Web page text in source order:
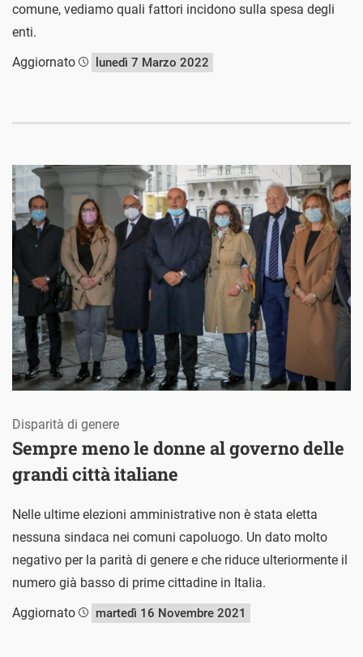
comune, vediamo quali fattori incidono sulla spesa degli
enti.
Aggiornato
lunedì 7 Marzo 2022
Sempre meno le donne al governo delle
grandi città italiane
Disparità di genere
Nelle ultime elezioni amministrative non è stata eletta
nessuna sindaca nei comuni capoluogo. Un dato molto
negativo per la parità di genere e che riduce ulteriormente il
numero già basso di prime cittadine in Italia.
Aggiornato
martedì 16 Novembre 2021